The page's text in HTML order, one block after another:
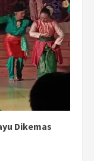
Dikemas